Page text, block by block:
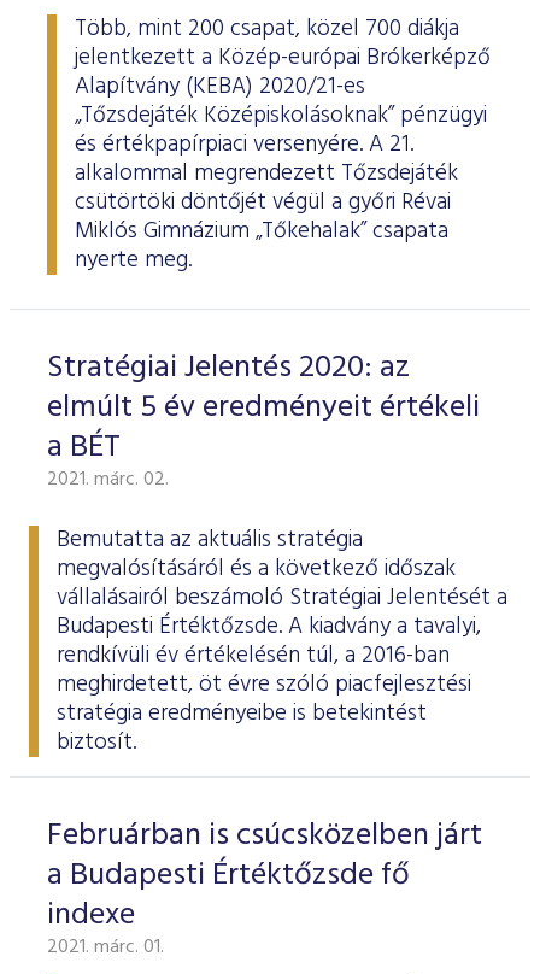
Több, mint 200 csapat, közel 700 diákja
jelentkezett a Közép-európai Brókerképző
Alapítvány (KEBA) 2020/21-es
„Tőzsdejáték Középiskolásoknak” pénzügyi
és értékpapírpiaci versenyére. A 21.
alkalommal megrendezett Tőzsdejáték
csütörtöki döntőjét végül a győri Révai
Miklós Gimnázium „Tőkehalak” csapata
nyerte meg.
Stratégiai Jelentés 2020: az
elmúlt 5 év eredményeit értékeli
a BÉT
2021. márc. 02.
Bemutatta az aktuális stratégia
megvalósításáról és a következő időszak
vállalásairól beszámoló Stratégiai Jelentését a
Budapesti Értéktőzsde. A kiadvány a tavalyi,
rendkívüli év értékelésén túl, a 2016-ban
meghirdetett, öt évre szóló piacfejlesztési
stratégia eredményeibe is betekintést
biztosít.
Februárban is csúcsközelben járt
a Budapesti Értéktőzsde fő
indexe
2021. márc. 01.